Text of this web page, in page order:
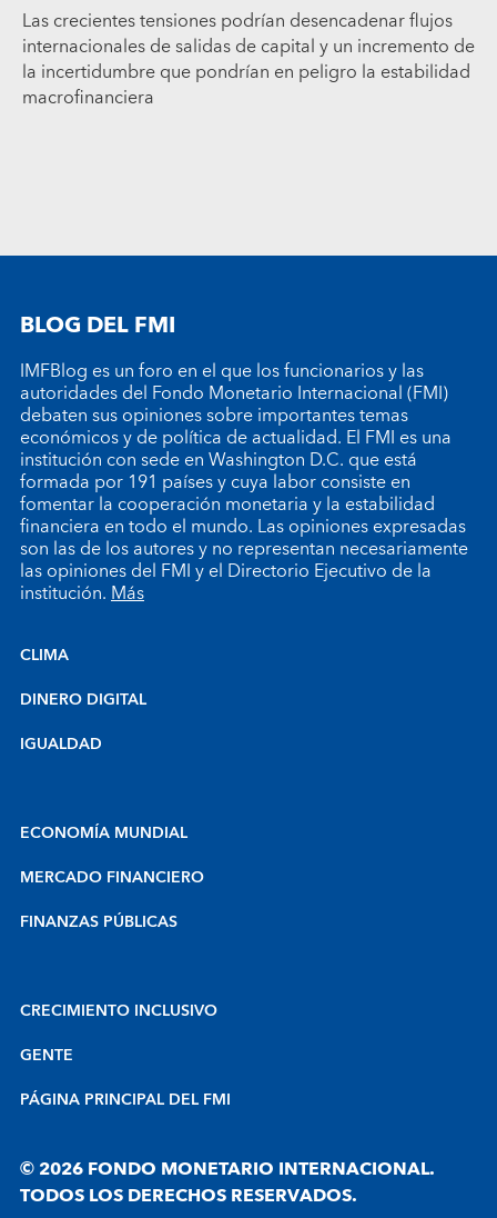
Las crecientes tensiones podrían desencadenar flujos
internacionales de salidas de capital y un incremento de
la incertidumbre que pondrían en peligro la estabilidad
macrofinanciera
BLOG DEL FMI
IMFBlog es un foro en el que los funcionarios y las
autoridades del Fondo Monetario Internacional (FMI)
debaten sus opiniones sobre importantes temas
económicos y de política de actualidad. El FMI es una
institución con sede en Washington D.C. que está
formada por 191 países y cuya labor consiste en
fomentar la cooperación monetaria y la estabilidad
financiera en todo el mundo. Las opiniones expresadas
son las de los autores y no representan necesariamente
las opiniones del FMI y el Directorio Ejecutivo de la
institución.Más
CLIMA
DINERO DIGITAL
IGUALDAD
ECONOMÍA MUNDIAL
MERCADO FINANCIERO
FINANZAS PÚBLICAS
CRECIMIENTO INCLUSIVO
GENTE
PÁGINA PRINCIPAL DEL FMI
© 2026 FONDO MONETARIO INTERNACIONAL.
TODOS LOS DERECHOS RESERVADOS.